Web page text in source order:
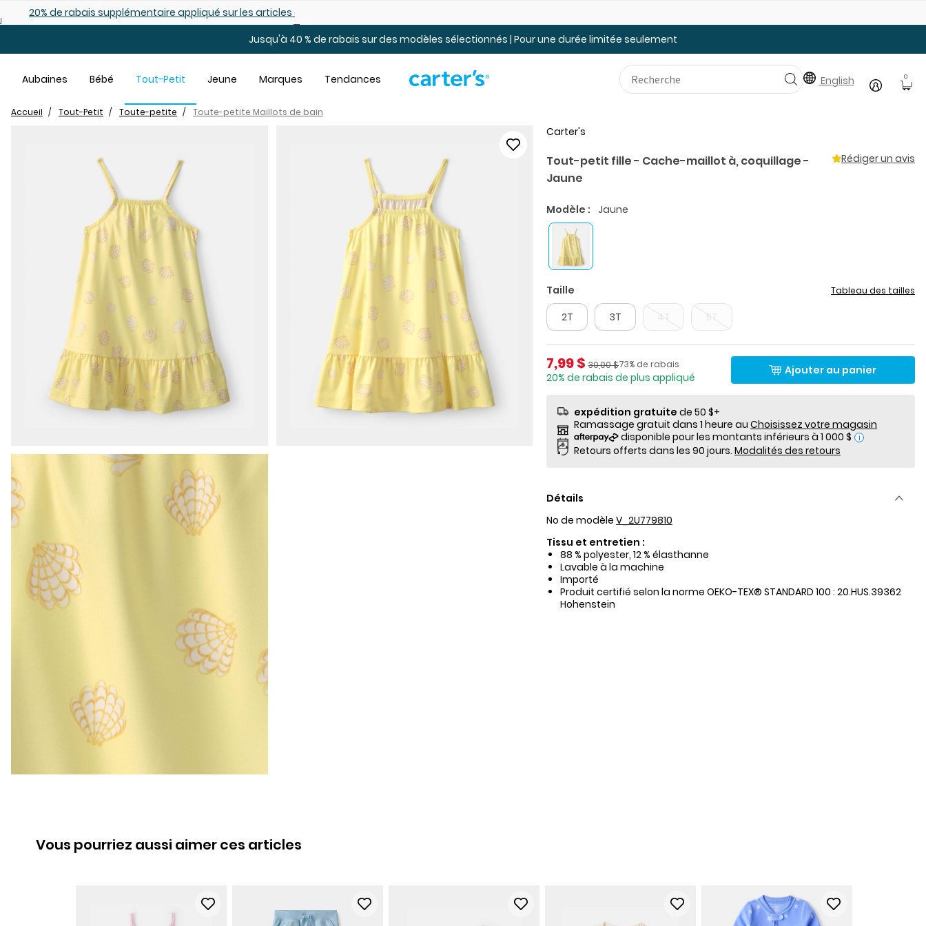
démarqués25% de rabais: modèles pour bébé
Jusqu'à 40 % de rabais sur des modèles sélectionnés | Pour une durée limitée seulement
Aubaines Bébé Tout-Petit Jeune Marques Tendances English 0
Accueil Tout-Petit Toute-petite Toute-petite Maillots de bain
Carter's
Tout-petit fille - Cache-maillot à, coquillage -
Jaune
Rédiger un avis
Modèle : Jaune
Taille Tableau des tailles
2T 3T
Prix de solde
7,99 $ Pourcentage de rabais
73% de rabais
Prix ​​de détail suggéré par le fabricant
30,00 $
20% de rabais de plus appliqué
Ajouter au panier
expédition gratuite de 50 $+
Ramassage gratuit dans 1 heure au Choisissez votre magasin
i
Retours offerts dans les 90 jours. Modalités des retours
Détails
No de modèle V_2U779810
Tissu et entretien :
88 % polyester, 12 % élasthanne
Lavable à la machine
Importé
Produit certifié selon la norme OEKO-TEX® STANDARD 100 : 20.HUS.39362
Hohenstein
Vous pourriez aussi aimer ces articles